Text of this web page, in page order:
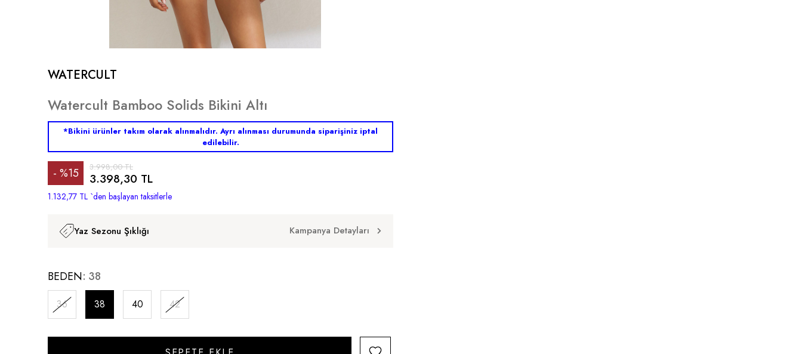
WATERCULT
Watercult Bamboo Solids Bikini Altı
*Bikini ürünler takım olarak alınmalıdır. Ayrı alınması durumunda siparişiniz iptal
edilebilir.
%15
İndirim
3.998,00 TL
3.398,30 TL
1.132,77 TL `den başlayan taksitlerle
Yaz Sezonu Şıklığı Kampanya Detayları
BEDEN 38
36 38 40 42